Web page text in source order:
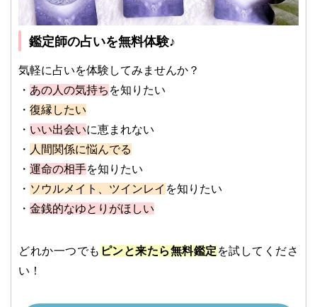
鑑定師の占いを無料体験♪
気軽に占いを体験してみませんか？
・ あの人の気持ち を知りたい
・ 復縁したい
・ いい出会いに恵まれない
・ 人間関係に悩んでる
・ 運命の相手を知りたい
・ ソウルメイト、ツインレイ を知りたい
・ 金銭的なゆとりがほしい
どれか一つでも ピンと来たら無料鑑定 を試してくださ
い！